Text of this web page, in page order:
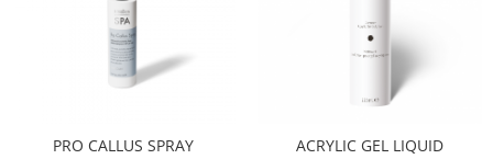
PRO CALLUS SPRAY
ACRYLIC GEL LIQUID